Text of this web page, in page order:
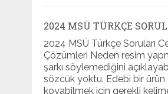
2024 MSÜ TÜRKÇE
2024 MSÜ Türkçe Soruları
Çözümleri Neden resim
şarkı söylemediğini
sözcük yoktu. Edebi bir ürün
koyabilmek için gerekli